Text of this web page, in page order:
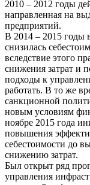
2010 – 2012 годы
направленная на
предприятий.
В 2014 – 2015 годы
снизилась
вследствие этого
снижения затрат и
подходы к
работать. В то же
санкционной
новым условиям
ноябре 2015 года
повышения
себестоимости до
снижению затрат.
Был открыт ряд
управления